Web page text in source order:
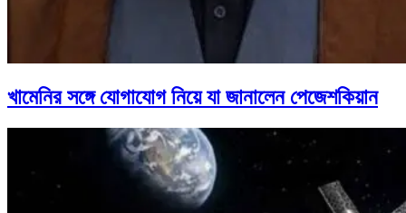
খামেনির সঙ্গে যোগাযোগ নিয়ে যা জানালেন পেজেশকিয়ান